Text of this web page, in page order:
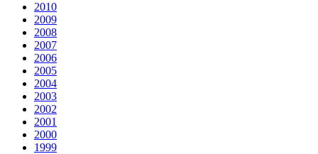
2010
2009
2008
2007
2006
2005
2004
2003
2002
2001
2000
1999